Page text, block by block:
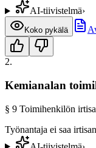
AI-tiivistelmä›
Koko pykälä
2.
Kemianalan
§ 9 Toimihenkilön
Työnantaja ei saa